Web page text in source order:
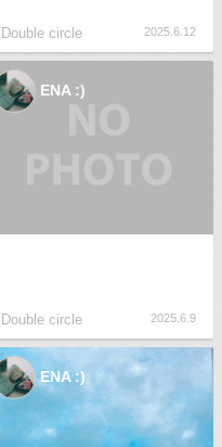
Double circle 2025.6.12
ENA :)
Double circle 2025.6.9
ENA :)